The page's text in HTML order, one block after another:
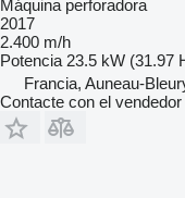
Máquina perforadora
2017
2.400 m/h
Potencia 23.5 kW (31.97
Francia, Auneau-
Contacte con el vendedor